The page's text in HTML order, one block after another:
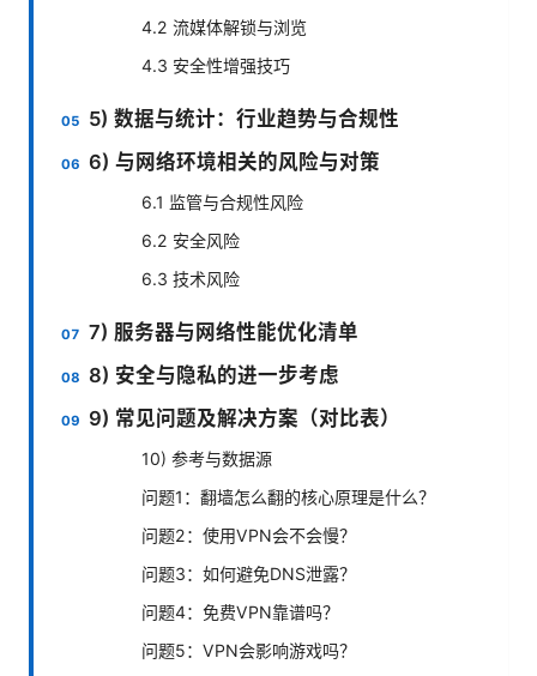
4.2 流媒体解锁与浏览
4.3 安全性增强技巧
5) 数据与统计：行业趋势与合规性
6) 与网络环境相关的风险与对策
6.1 监管与合规性风险
6.2 安全风险
6.3 技术风险
7) 服务器与网络性能优化清单
8) 安全与隐私的进一步考虑
9) 常见问题及解决方案（对比表）
10) 参考与数据源
问题1：翻墙怎么翻的核心原理是什么？
问题2：使用VPN会不会慢？
问题3：如何避免DNS泄露？
问题4：免费VPN靠谱吗？
问题5：VPN会影响游戏吗？